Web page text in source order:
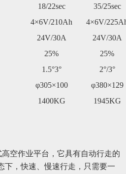
18/22sec
35/25sec
4×6V/210Ah
4×6V/
24V/30A
24V/30A
25%
25%
1.5°3°
2°/3°
φ305×100
φ380×129
1400KG 1945KG
空作业平台，它具有自动行走的
下，快速、慢速行走，只需要一